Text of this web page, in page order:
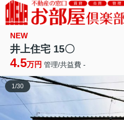
NEW
井上住宅 15〇
4.5万円 管理/共益費 -
1/30